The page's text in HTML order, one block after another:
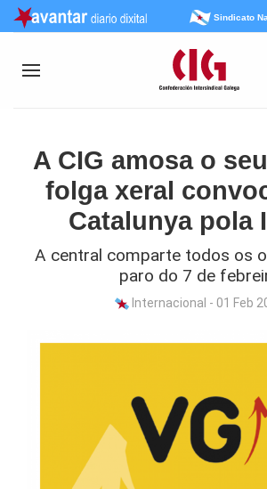
Sindicato
A CIG amosa o
folga xeral
Catalunya pola
A central comparte todos os
paro do 7 de
Internacional - 01 Feb